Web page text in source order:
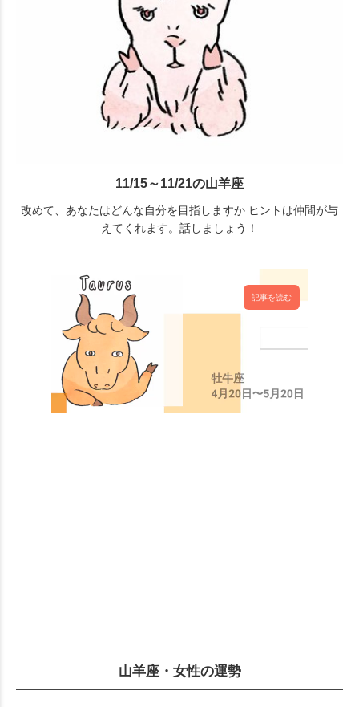
11/15～11/21の山羊座
改めて、あなたはどんな自分を目指しますか ヒントは仲間が与
えてくれます。話しましょう！
記事を読む
山羊座・女性の運勢